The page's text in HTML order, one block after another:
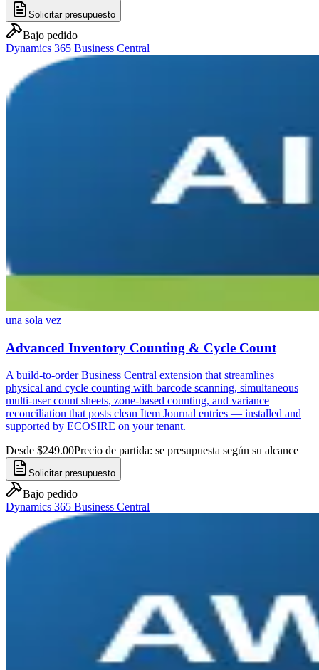
Solicitar presupuesto
Bajo pedido
Dynamics 365 Business Central
una sola vez
Advanced Inventory Counting & Cycle Count
A build-to-order Business Central extension that streamlines
physical and cycle counting with barcode scanning, simultaneous
multi-user count sheets, zone-based counting, and variance
reconciliation that posts clean Item Journal entries — installed and
supported by ECOSIRE on your tenant.
Desde $249.00Precio de partida: se presupuesta según su alcance
Solicitar presupuesto
Bajo pedido
Dynamics 365 Business Central